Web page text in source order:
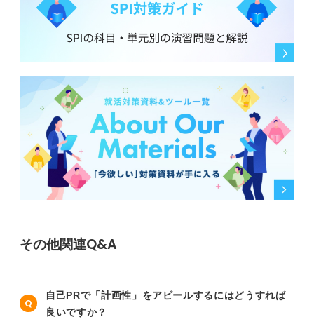
その他関連Q&A
自己PRで「計画性」をアピールするにはどうすれば
良いですか？